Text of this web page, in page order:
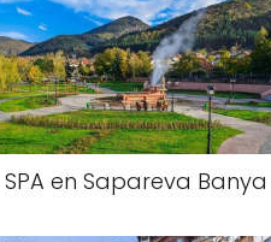
SPA en Sapareva Banya